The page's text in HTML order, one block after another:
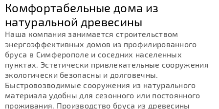
Комфортабельные дома из
натуральной древесины
Наша компания занимается строительством
энергоэффективных домов из профилированного
бруса в Симферополе и соседних населенных
пунктах. Эстетически привлекательные сооружения
экологически безопасны и долговечны.
Быстровозводимые сооружения из натурального
материала удобны для сезонного или постоянного
проживания. Производство бруса из древесины